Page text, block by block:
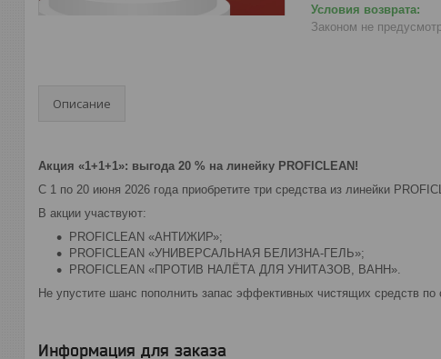
Законом не
Описание
Акция «1+1+1»: выгода 20 % на линейку PROFICLEAN!
С 1 по 20 июня 2026 года приобретите три средства из линейки
В акции участвуют:
PROFICLEAN «АНТИЖИР»;
PROFICLEAN «УНИВЕРСАЛЬНАЯ БЕЛИЗНА‑ГЕЛЬ»;
PROFICLEAN «ПРОТИВ НАЛЁТА ДЛЯ УНИТАЗОВ, ВАНН».
Не упустите шанс пополнить запас эффективных чистящих средств по
Информация для заказа